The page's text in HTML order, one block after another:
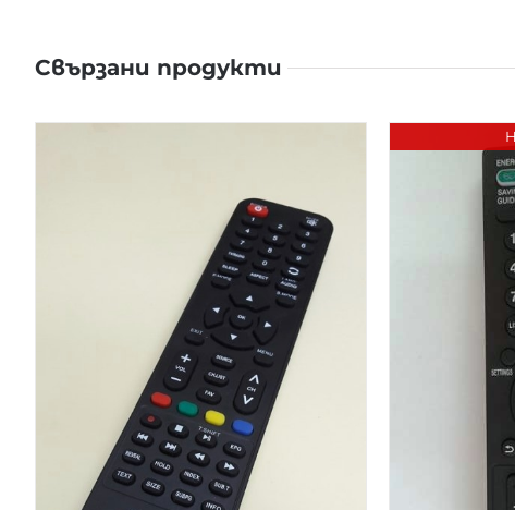
Свързани продукти